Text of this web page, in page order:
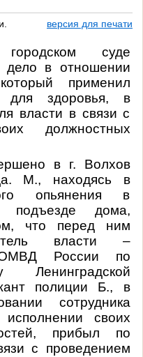
версия для печати
суде
дело в отношении
применил
для здоровья, в
власти в связи с
должностных
в г. Волхов
М., находясь в
опьянения в
подъезде дома,
что перед ним
власти –
России по
Ленинградской
полиции Б., в
сотрудника
своих
прибыл по
с проведением